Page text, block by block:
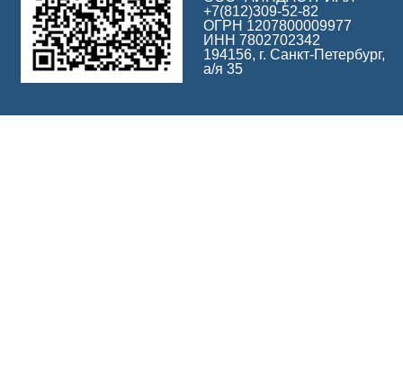
+7(812)309-52-82
ОГРН 1207800009977
ИНН 7802702342
194156, г. Санкт-Петербург,
а/я 35